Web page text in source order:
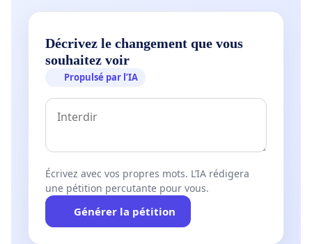
Décrivez le changement que vous
souhaitez voir
Propulsé par l’IA
Écrivez avec vos propres mots. L’IA rédigera
une pétition percutante pour vous.
Générer la pétition